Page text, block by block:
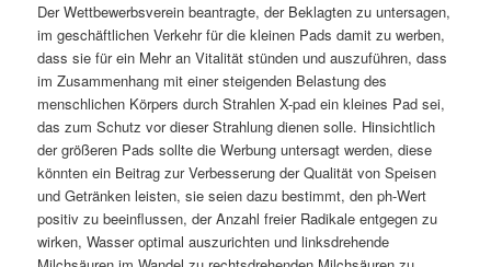
Der Wettbewerbsverein beantragte, der Beklagten zu untersagen,
im geschäftlichen Verkehr für die kleinen Pads damit zu werben,
dass sie für ein Mehr an Vitalität stünden und auszuführen, dass
im Zusammenhang mit einer steigenden Belastung des
menschlichen Körpers durch Strahlen X-pad ein kleines Pad sei,
das zum Schutz vor dieser Strahlung dienen solle. Hinsichtlich
der größeren Pads sollte die Werbung untersagt werden, diese
könnten ein Beitrag zur Verbesserung der Qualität von Speisen
und Getränken leisten, sie seien dazu bestimmt, den ph-Wert
positiv zu beeinflussen, der Anzahl freier Radikale entgegen zu
wirken, Wasser optimal auszurichten und linksdrehende